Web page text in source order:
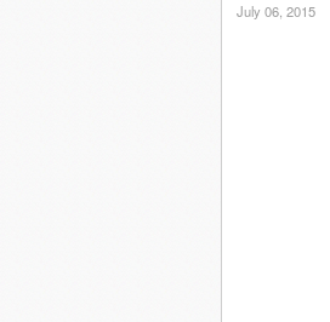
July 06, 2015